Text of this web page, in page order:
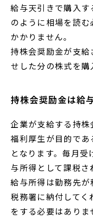
給与天引きで購入
のように相場を読
かかりません。
持株会奨励金が支
せした分の株式を購
持株会奨励金は給
企業が支給する持
福利厚生が目的で
となります。毎月
与所得として課税さ
給与所得は勤務先が
税務署に納付して
をする必要はあり